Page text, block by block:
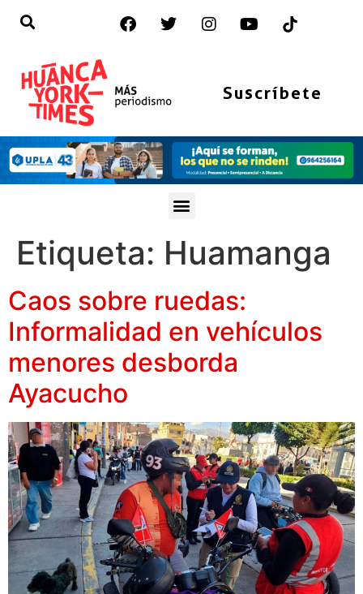
Suscríbete
Etiqueta: Huamanga
Caos sobre ruedas:
Informalidad en vehículos
menores desborda
Ayacucho